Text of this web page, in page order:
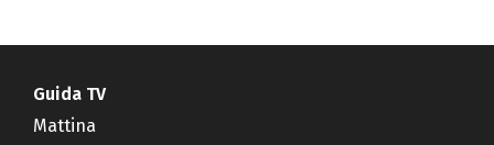
Guida TV
Mattina